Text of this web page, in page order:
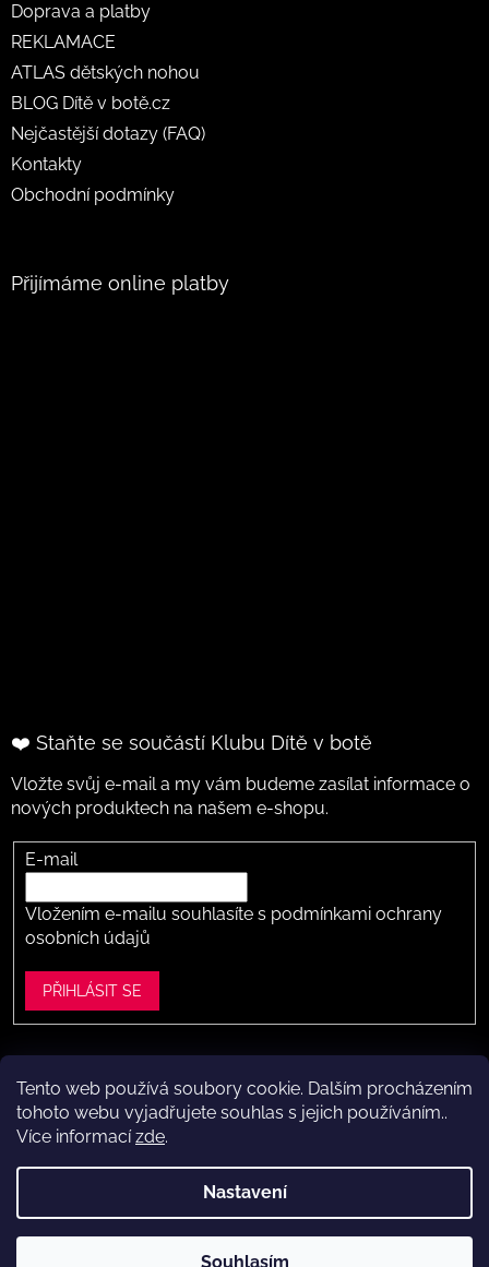
Tento web používá soubory cookie. Dalším procházením
tohoto webu vyjadřujete souhlas s jejich používáním..
Více informacízde.
Nastavení
Souhlasím
Doprava a platby
REKLAMACE
ATLAS dětských nohou
BLOG Dítě v botě.cz
Nejčastější dotazy (FAQ)
Kontakty
Obchodní podmínky
Přijímáme online platby
❤️ Staňte se součástí Klubu Dítě v botě
Vložte svůj e-mail a my vám budeme zasílat informace o
nových produktech na našem e-shopu.
E-mail
Vložením e-mailu souhlasíte s podmínkami ochrany
osobních údajů
PŘIHLÁSIT SE
Vytvořil Shoptet
ve Vestci (kousek za Prahou) – nožky změříme a poradíme s